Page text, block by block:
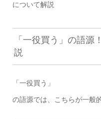
について解説
「一役買う」の語源
説
「一役買う」
の語源では、こちらが一般